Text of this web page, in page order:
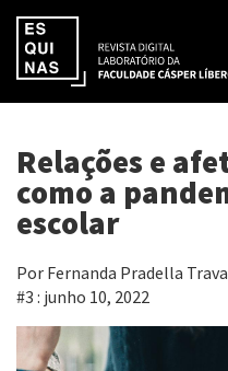
Relações e
como a
escolar
Por Fernanda Pradella
#3 : junho 10, 2022